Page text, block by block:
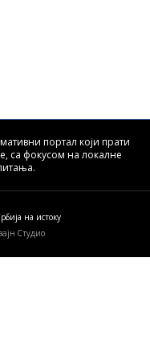
портал који прати
са фокусом на локалне
на истоку
Студио